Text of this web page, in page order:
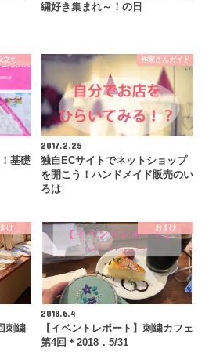
繍好き集まれ～！の日
立ち
基礎
作家さんガイド
2017.2.25
独自ECサイトでネットショップ
を開こう！ハンドメイド販売のい
ろは
け
刺繍
おまけ
2018.6.4
【イベントレポート】刺繍カフェ
第4回＊2018．5/31